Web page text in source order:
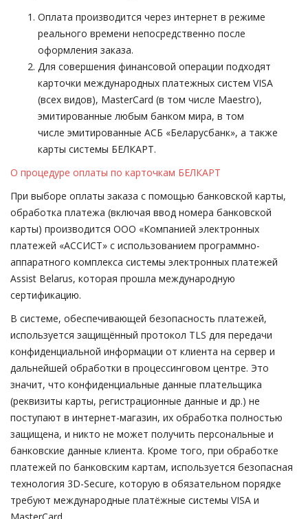
Оплата производится через интернет в режиме
реального времени непосредственно после
оформления заказа.
Для совершения финансовой операции подходят
карточки международных платежных систем VISA
(всех видов), MasterCard (в том числе Maestro),
эмитированные любым банком мира, в том
числе эмитированные АСБ «Беларусбанк», а также
карты системы БЕЛКАРТ.
О процедуре оплаты по карточкам БЕЛКАРТ
При выборе оплаты заказа с помощью банковской карты,
обработка платежа (включая ввод номера банковской
карты) производится ООО «Компанией электронных
платежей «АССИСТ» с использованием программно-
аппаратного комплекса системы электронных платежей
Assist Belarus, которая прошла международную
сертификацию.
В системе, обеспечивающей безопасность платежей,
используется защищённый протокол TLS для передачи
конфиденциальной информации от клиента на сервер и
дальнейшей обработки в процессинговом центре. Это
значит, что конфиденциальные данные плательщика
(реквизиты карты, регистрационные данные и др.) не
поступают в интернет-магазин, их обработка полностью
защищена, и никто не может получить персональные и
банковские данные клиента. Кроме того, при обработке
платежей по банковским картам, используется безопасная
технология 3D-Secure, которую в обязательном порядке
требуют международные платёжные системы VISA и